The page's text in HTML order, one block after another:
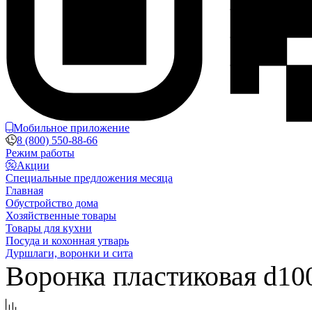
Мобильное приложение
8 (800) 550-88-66
Режим работы
Акции
Специальные предложения месяца
Главная
Обустройство дома
Хозяйственные товары
Товары для кухни
Посуда и кохонная утварь
Дуршлаги, воронки и сита
Воронка пластиковая